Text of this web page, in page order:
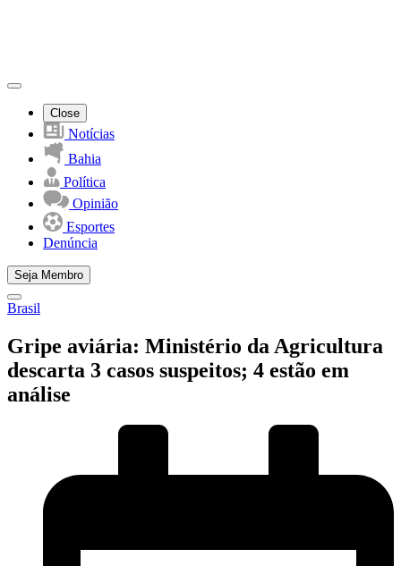
Close
Notícias
Bahia
Política
Opinião
Esportes
Denúncia
Seja Membro
Brasil
Gripe aviária: Ministério da Agricultura
descarta 3 casos suspeitos; 4 estão em
análise